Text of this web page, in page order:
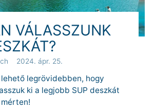
VÁLASSZUNK
2024. ápr. 25.
legrövidebben, hogy
ki a legjobb SUP deszkát